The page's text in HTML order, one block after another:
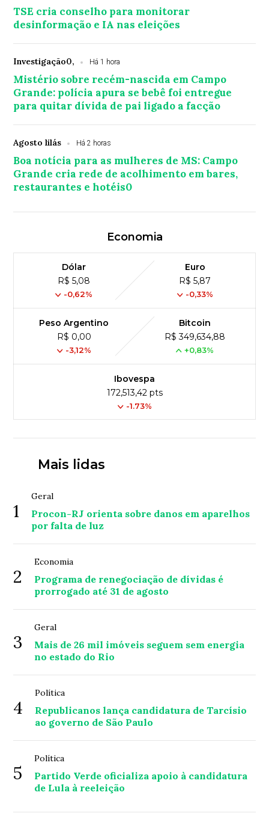
TSE cria conselho para monitorar
desinformação e IA nas eleições
Investigação0, Há 1 hora
Mistério sobre recém-nascida em Campo
Grande: polícia apura se bebê foi entregue
para quitar dívida de pai ligado a facção
Agosto lilás Há 2 horas
Boa notícia para as mulheres de MS: Campo
Grande cria rede de acolhimento em bares,
restaurantes e hotéis0
Economia
Dólar
R$ 5,08
-0,62%
Euro
R$ 5,87
-0,33%
Peso Argentino
R$ 0,00
-3,12%
Bitcoin
R$ 349,634,88
+0,83%
Ibovespa
172,513,42 pts
-1.73%
Mais lidas
1
Geral
Procon-RJ orienta sobre danos em aparelhos
por falta de luz
2
Economia
Programa de renegociação de dívidas é
prorrogado até 31 de agosto
3
Geral
Mais de 26 mil imóveis seguem sem energia
no estado do Rio
4
Política
Republicanos lança candidatura de Tarcísio
ao governo de São Paulo
5
Política
Partido Verde oficializa apoio à candidatura
de Lula à reeleição